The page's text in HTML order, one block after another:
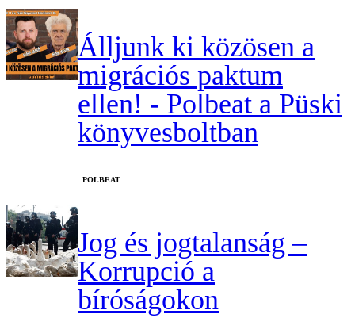
Álljunk ki közösen a
migrációs paktum
ellen! - Polbeat a Püski
könyvesboltban
‎POLBEAT
Jog és jogtalanság –
Korrupció a
bíróságokon